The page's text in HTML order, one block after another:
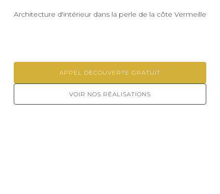
Architecture d'intérieur dans la perle de la côte Vermeille
APPEL DÉCOUVERTE GRATUIT
VOIR NOS RÉALISATIONS